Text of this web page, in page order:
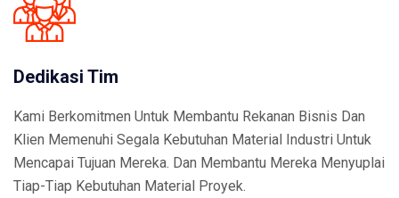
Dedikasi Tim
Kami Berkomitmen Untuk Membantu Rekanan Bisnis Dan
Klien Memenuhi Segala Kebutuhan Material Industri Untuk
Mencapai Tujuan Mereka. Dan Membantu Mereka Menyuplai
Tiap-Tiap Kebutuhan Material Proyek.